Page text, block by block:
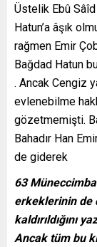
Üstelik Ebû Sâîd
Hatun’a âşık
rağmen Emir
Bağdad Hatun
. Ancak Cengiz
evlenebilme
gözetmemişti.
Bahadır Han
de giderek
63
erkeklerinin de
kaldırıldığını
Ancak tüm bu